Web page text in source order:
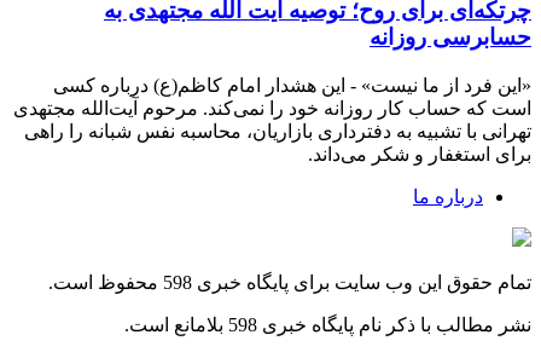
چرتکه‌ای برای روح؛ توصیه آیت‌ الله مجتهدی به
حسابرسی روزانه
«این فرد از ما نیست» - این هشدار امام کاظم(ع) درباره کسی
است که حساب کار روزانه خود را نمی‌کند. مرحوم آیت‌الله مجتهدی
تهرانی با تشبیه به دفترداری بازاریان، محاسبه نفس شبانه را راهی
برای استغفار و شکر می‌داند.
درباره ما
تمام حقوق این وب سایت برای پایگاه خبری 598 محفوظ است.
نشر مطالب با ذکر نام پایگاه خبری 598 بلامانع است.